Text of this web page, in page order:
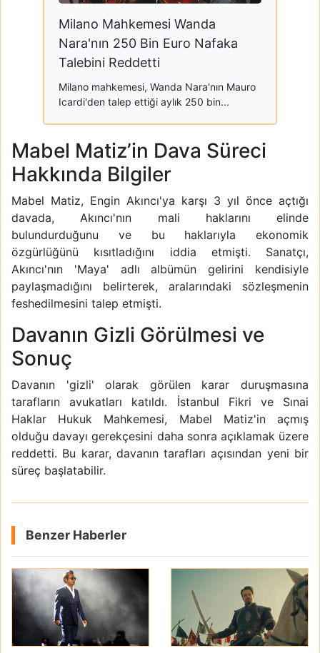
Milano Mahkemesi Wanda
Nara'nın 250 Bin Euro Nafaka
Talebini Reddetti
Milano mahkemesi, Wanda Nara'nın Mauro
Icardi'den talep ettiği aylık 250 bin...
Mabel Matiz’in Dava Süreci
Hakkında Bilgiler
Mabel Matiz, Engin Akıncı'ya karşı 3 yıl önce açtığı
davada, Akıncı'nın mali haklarını elinde
bulundurduğunu ve bu haklarıyla ekonomik
özgürlüğünü kısıtladığını iddia etmişti. Sanatçı,
Akıncı'nın 'Maya' adlı albümün gelirini kendisiyle
paylaşmadığını belirterek, aralarındaki sözleşmenin
feshedilmesini talep etmişti.
Davanın Gizli Görülmesi ve
Sonuç
Davanın 'gizli' olarak görülen karar duruşmasına
tarafların avukatları katıldı. İstanbul Fikri ve Sınai
Haklar Hukuk Mahkemesi, Mabel Matiz'in açmış
olduğu davayı gerekçesini daha sonra açıklamak üzere
reddetti. Bu karar, davanın tarafları açısından yeni bir
süreç başlatabilir.
Benzer Haberler